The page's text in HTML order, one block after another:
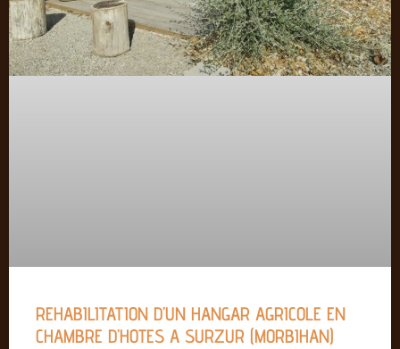
REHABILITATION D’UN HANGAR AGRICOLE EN
CHAMBRE D’HOTES A SURZUR (MORBIHAN)